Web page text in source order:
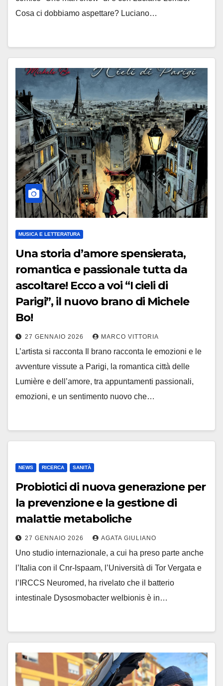
Cosa ci dobbiamo aspettare? Luciano…
MUSICA E LETTERATURA
Una storia d’amore spensierata,
romantica e passionale tutta da
ascoltare! Ecco a voi “I cieli di
Parigi”, il nuovo brano di Michele
Bo!
27 GENNAIO 2026 MARCO VITTORIA
L’artista si racconta Il brano racconta le emozioni e le
avventure vissute a Parigi, la romantica città delle
Lumière e dell’amore, tra appuntamenti passionali,
emozioni, e un sentimento nuovo che…
NEWS RICERCA SANITÀ
Probiotici di nuova generazione per
la prevenzione e la gestione di
malattie metaboliche
27 GENNAIO 2026 AGATA GIULIANO
Uno studio internazionale, a cui ha preso parte anche
l’Italia con il Cnr-Ispaam, l’Università di Tor Vergata e
l’IRCCS Neuromed, ha rivelato che il batterio
intestinale Dysosmobacter welbionis è in…